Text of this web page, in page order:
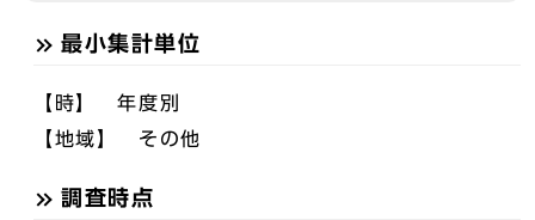
最小集計単位
【時】 年度別
【地域】 その他
調査時点